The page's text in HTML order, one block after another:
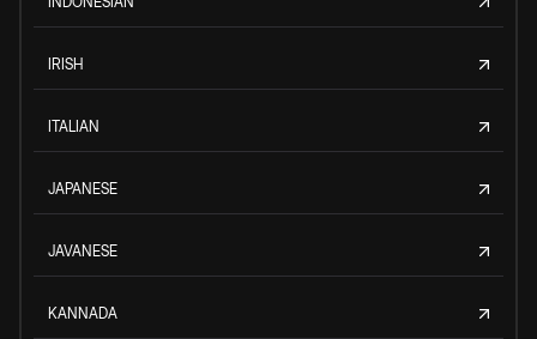
IRISH
ITALIAN
JAPANESE
JAVANESE
KANNADA